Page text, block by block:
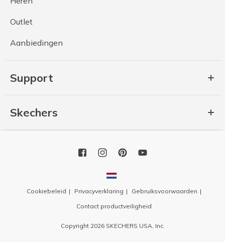
Outlet
Aanbiedingen
Support
Skechers
Cookiebeleid Privacyverklaring
Gebruiksvoorwaarden
Contact productveiligheid
Copyright 2026 SKECHERS USA, Inc.